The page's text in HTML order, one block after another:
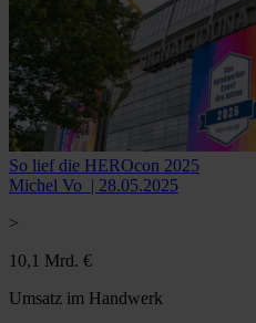
So lief die HEROcon 2025
Michel Vo | 28.05.2025
>
10,3 Mrd. €
Umsatz im Handwerk